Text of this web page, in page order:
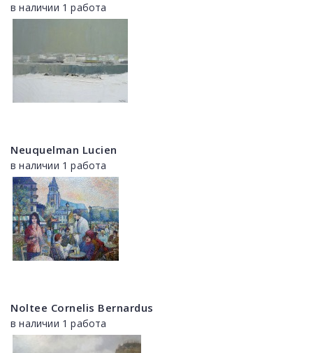
в наличии 1 работа
Neuquelman Lucien
в наличии 1 работа
Noltee Cornelis Bernardus
в наличии 1 работа